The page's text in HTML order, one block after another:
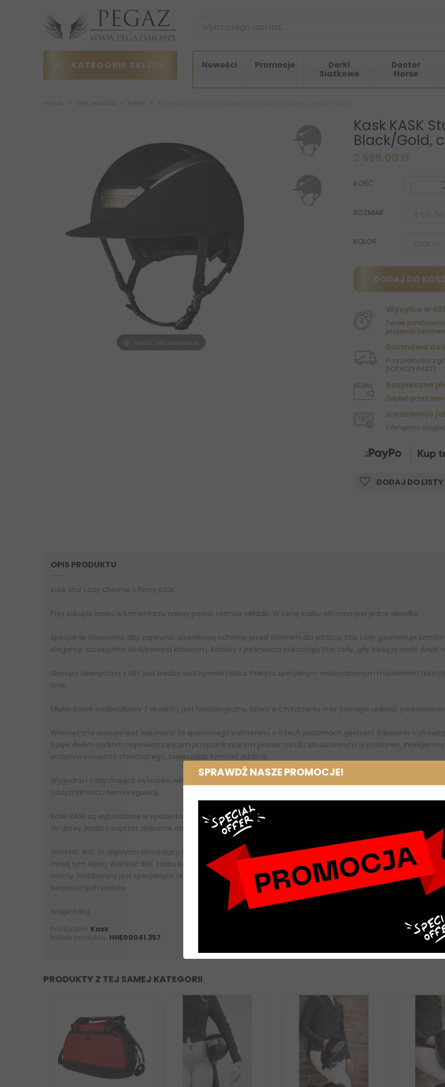
SPRAWDŹ NASZE PROMOCJE!
KATEGORIE SKLEPU Nowości Promocje Derki
Siatkowe
Doctor
Horse
Najedź, aby powiększyć
Kask KASK
Black/Gold,
ILOŚĆ
ROZMIAR
KOLOR
DODAJ DO
Wysyłka w
Twoje
przyjęcia
Darmowa
Przy płatności z
DOTYCZY PASZ)
Bezpieczne
Zapłać przez
Gwarancja
Oferujemy
DODAJ DO
OPIS PRODUKTU
Kask Star Lady Chrome z firmy KASK.
Przy zakupie kasku w komentarzu należy podać rozmiar wkładki. W cenę kasku wliczona jest jedna wkładka.
Specjalnie stworzona, aby zapewnić dodatkową ochronę przed słońcem dla jeźdźca, Star Lady gwarantuje
elegancji, szczególnie dedykowaną kobietom. Kobiety z pewnością pokochają Star Lady, gdy będą ją nosić
Skorupa zewnętrzna z ABS jest bardzo wytrzymała i lekka. Pokryta specjalnym wodoodpornym materiałem
prać.
Miękki pasek podbródkowy z ekoskóry jest hipoalergiczny, łatwa w czyszczeniu oraz pomaga uniknąć
Wewnętrzna skorupa jest wykonana ze spienionego polisterenu o trzech poziomach gęstości. Zapewnia
Dzięki dwóm siatkom napowietrzającym przypominającym plaster miodu wbudowanym w polistyren,
przepływ powietrza chłodzącego, zwiększając komfort jeźdźca.
Wygodna i oddychająca wyściółka wewnętrzna wykonana w 100% z wełny merino: naturalnego włókna
oddychalności i termoregulacji.
Kaski KASK są wyposażone w opatentowany przez KASK samodopasowujay się system regulacji. System FIT
do głowy jeźdźca poprzez delikatne otuenie tyłu głowy.
Wartość BriC to algorytm określający typowy poziom uszkodzenia mózgu w trakcie upadku. Jego wartość w
mniej tym lepiej. Wartość BriC kasku KASK z technologią WG11 nie przekracza 0,39. Niewidoczna warstwa
normy. Poddawany jest specjalnym testom, polegającym na badaniu rotacyjnego uderzenia przy odpowiedniej
bezpiecznych kasków.
Waga 565g.
Producent: Kask
Indeks produktu: HHE00041.357
PRODUKTY Z TEJ SAMEJ KATEGORII